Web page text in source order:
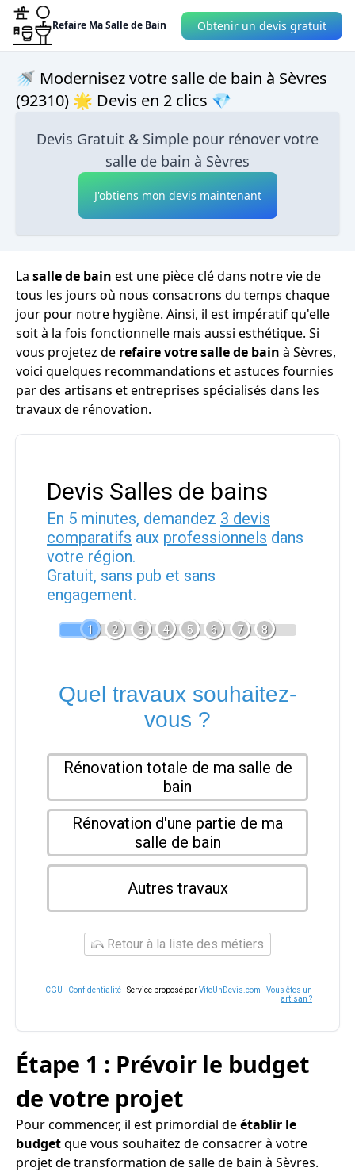
Refaire Ma Salle de Bain Obtenir un devis gratuit
🚿 Modernisez votre salle de bain à Sèvres
(92310) 🌟 Devis en 2 clics 💎
Devis Gratuit & Simple pour rénover votre
salle de bain à Sèvres
J'obtiens mon devis maintenant
La salle de bain est une pièce clé dans notre vie de
tous les jours où nous consacrons du temps chaque
jour pour notre hygiène. Ainsi, il est impératif qu'elle
soit à la fois fonctionnelle mais aussi esthétique. Si
vous projetez de refaire votre salle de bain à Sèvres,
voici quelques recommandations et astuces fournies
par des artisans et entreprises spécialisés dans les
travaux de rénovation.
Devis Salles de bains
En 5 minutes, demandez 3 devis
comparatifs aux professionnels dans
votre région.
Gratuit, sans pub et sans
engagement.
1 2 3 4 5 6 7 8
Quel travaux souhaitez-
vous ?
Rénovation totale de ma salle de
bain
Rénovation d'une partie de ma
salle de bain
Autres travaux
Retour à la liste des métiers
CGU - Confidentialité- Service proposé parViteUnDevis.com -Vous êtes un
artisan ?
Étape 1 : Prévoir le budget
de votre projet
Pour commencer, il est primordial deétablir le
budgetque vous souhaitez de consacrer à votre
projet de transformation de salle de bain à Sèvres.